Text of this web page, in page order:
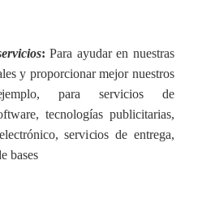
ervicios: Para ayudaren nuestras
les y proporcionar mejor nuestros
jemplo, para servicios de
ftware, tecnologías publicitarias,
electrónico, servicios de entrega,
bases